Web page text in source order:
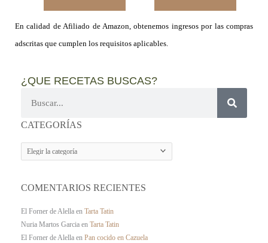
En calidad de Afiliado de Amazon, obtenemos ingresos por las compras
adscritas que cumplen los requisitos aplicables.
¿QUE RECETAS BUSCAS?
CATEGORÍAS
CATEGORÍAS
COMENTARIOS RECIENTES
El Forner de Alella en Tarta Tatin
Nuria Martos Garcia en Tarta Tatin
El Forner de Alella en Pan cocido en Cazuela